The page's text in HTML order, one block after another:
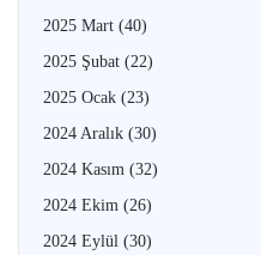
2025 Mart (40)
2025 Şubat (22)
2025 Ocak (23)
2024 Aralık (30)
2024 Kasım (32)
2024 Ekim (26)
2024 Eylül (30)